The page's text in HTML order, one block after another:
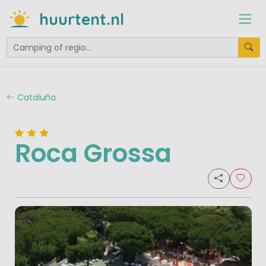
huurtent.nl
Cataluña
Roca Grossa